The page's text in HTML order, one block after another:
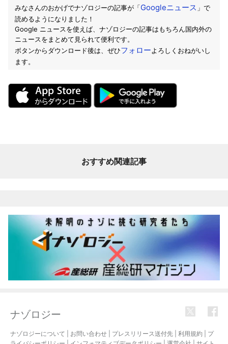
みなさんのおかげでナゾロジーの記事が「Googleニュース 」で
読めるようになりました！
Google ニュースを使えば、ナゾロジーの記事はもちろん国内外の
ニュースをまとめて見られて便利です。
ボタンからダウンロード後は、ぜひフォローよろしくおねがいし
ます。
おすすめ関連記事
ナゾロジー
ナゾロジーについて お問い合わせ プレスリリース送付先 利用規約
プ